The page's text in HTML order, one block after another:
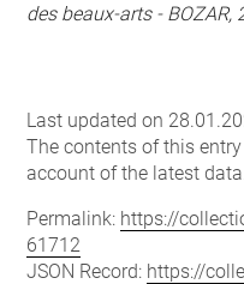
des beaux-arts -
Last updated on
The contents of this
account of the latest data.
Permalink: https://
61712
JSON Record: https://